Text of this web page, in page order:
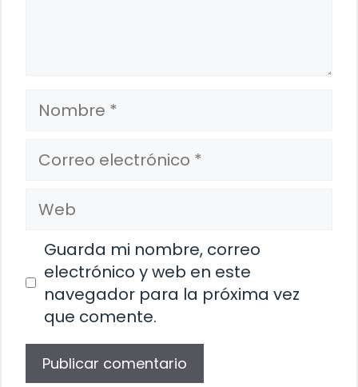
Nombre
Correo
electrónico
Web
Guarda mi nombre, correo
electrónico y web en este
navegador para la próxima vez
que comente.